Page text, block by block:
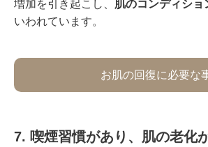
増加を引き起こし、 肌のコンディショ
いわれています。
お肌の回復に必要な
7. 喫煙習慣があり、肌の老化